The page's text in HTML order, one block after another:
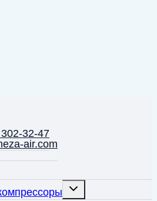
32-47
air.com
Переключить